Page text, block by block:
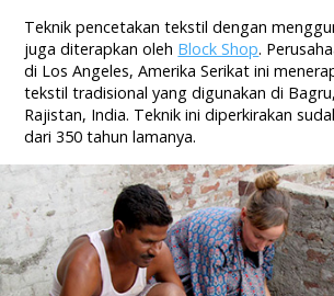
Teknik pencetakan tekstil dengan
juga diterapkan oleh Block Shop.
di Los Angeles, Amerika Serikat ini
tekstil tradisional yang digunakan di
Rajistan, India. Teknik ini diperkirakan
dari 350 tahun lamanya.